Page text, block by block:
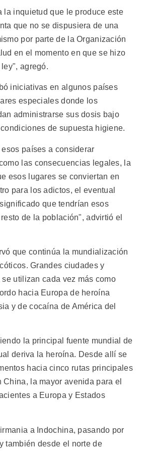
la inquietud que le produce este
que no se dispusiera de una
por parte de la Organización
en el momento en que se hizo
agregó.
iniciativas en algunos países
especiales donde los
administrarse sus dosis bajo
de supuesta higiene.
países a considerar
las consecuencias legales, la
esos lugares se conviertan en
para los adictos, el eventual
que tendrían esos
de la población", advirtió el
que continúa la mundialización
Grandes ciudades y
se utilizan cada vez más como
hacia Europa de heroína
y de cocaína de América del
la principal fuente mundial de
deriva la heroína. Desde allí se
hacia cinco rutas principales
China, la mayor avenida para el
a Europa y Estados
a Indochina, pasando por
también desde el norte de